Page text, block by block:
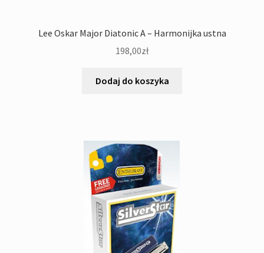
Lee Oskar Major Diatonic A – Harmonijka ustna
198,00zł
Dodaj do koszyka